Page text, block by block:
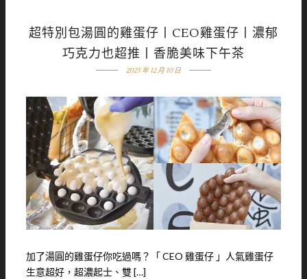
超特別包湯圓的雞蛋仔丨CEO雞蛋仔丨濃郁
巧克力也超推丨香脆美味下午茶
2025 年 12 月 10 日
加了湯圓的雞蛋仔你吃過嗎？「 CEO 雞蛋仔 」人氣雞蛋仔
生意超好，超濃起士、雙 […]